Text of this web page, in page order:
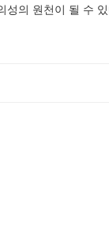
성의 원천이 될 수